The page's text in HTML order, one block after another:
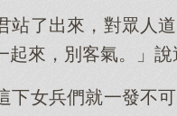
站了出來，對眾人
起來，別客氣。」
下女兵們就一發不